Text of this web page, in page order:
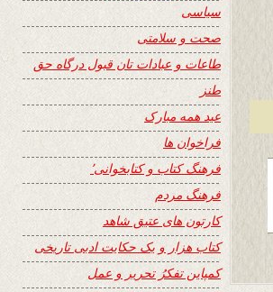
سیاسی
صحت و سلامتی
طاعات و عبادات تان قبول درگاه حق
طنز
عید همه مبارک
فراخوان ها
فرهنگ کتاب و کتابخوانی٬
فرهنگ مردم
کارتون های عتیق شاهد
کتاب هزار و یک حکایت ادبی تاریخی
کمپاین تفکرُ تحریر و عمل